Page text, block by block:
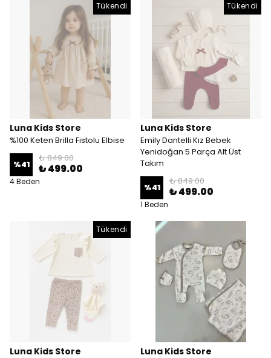
Tükendi
Luna Kids Store
%100 Keten Brilla Fistolu Elbise
%41
₺ 849.00
₺ 499.00
4 Beden
Tükendi
Luna Kids Store
Emily Dantelli Kız Bebek
Yenidoğan 5 Parça Alt Üst
Takım
%41
₺ 849.00
₺ 499.00
1 Beden
Tükendi
Luna Kids Store Luna Kids Store